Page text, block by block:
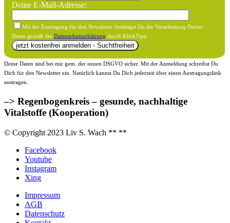
Deine E-Mail-Adresse:
Mit der Eintragung für den Newsletter bestätigst Du die Verarbeitung Deiner
Daten gemäß der Datenschutzerklärung durch KlickTipp.
Deine Daten sind bei mir gem. der neuen DSGVO sicher. Mit der Anmeldung schreibst Du
Dich für den Newsletter ein. Natürlich kannst Du Dich jederzeit über einen Austragungslink
austragen.
–> Regenbogenkreis – gesunde, nachhaltige
Vitalstoffe (Kooperation)
© Copyright 2023 Liv S. Wach ** **
Facebook
Youtube
Instagram
Xing
Impressum
AGB
Datenschutz